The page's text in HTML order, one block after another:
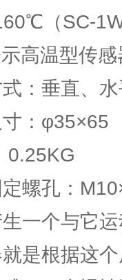
（SC-
示高温型传感
：垂直、水
：φ35×65
0.25KG
定螺孔：
一个与它
是根据这